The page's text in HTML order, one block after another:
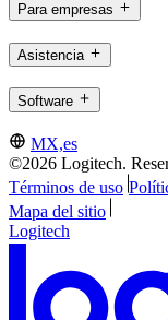
Para empresas
Asistencia
Software
MX,es
©2026 Logitech.
Términos de uso
Mapa del sitio
Logitech